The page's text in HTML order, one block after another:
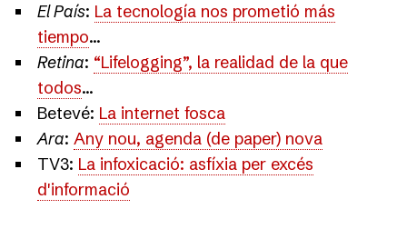
El País: La tecnología nos prometió más
tiempo...
Retina: “Lifelogging”, la realidad de la que
todos...
Betevé: La internet fosca
Ara: Any nou, agenda (de paper) nova
TV3: La infoxicació: asfíxia per excés
d'informació